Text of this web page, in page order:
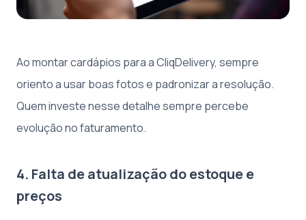
Ao montar cardápios para a CliqDelivery, sempre
oriento a usar boas fotos e padronizar a resolução.
Quem investe nesse detalhe sempre percebe
evolução no faturamento.
4. Falta de atualização do estoque e
preços